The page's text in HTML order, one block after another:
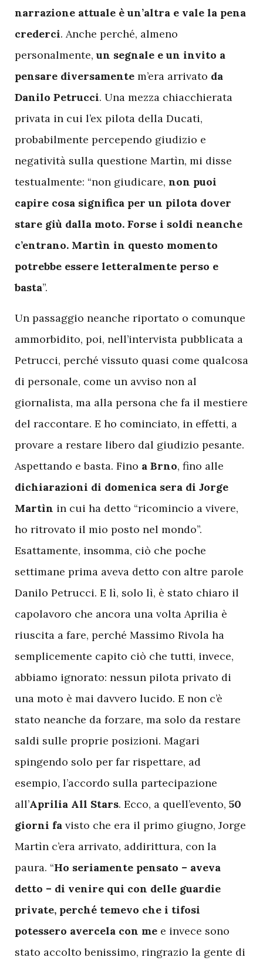
narrazione attuale è un’altra e vale la pena
crederci. Anche perché, almeno
personalmente,un segnale e un invito a
pensare diversamente m’era arrivato da
Danilo Petrucci. Una mezza chiacchierata
privata in cui l’ex pilota della Ducati,
probabilmente percependo giudizio e
negatività sulla questione Martìn, mi disse
testualmente: “non giudicare, non puoi
capire cosa significa per un pilota dover
stare giù dalla moto. Forse i soldi neanche
c’entrano. Martìn in questo momento
potrebbe essere letteralmente perso e
basta”.
Un passaggio neanche riportato o comunque
ammorbidito, poi, nell’intervista pubblicata a
Petrucci, perché vissuto quasi come qualcosa
di personale, come un avviso non al
giornalista, ma alla persona che fa il mestiere
del raccontare. E ho cominciato, in effetti, a
provare a restare libero dal giudizio pesante.
Aspettando e basta. Fino a Brno, fino alle
dichiarazioni di domenica sera di Jorge
Martìn in cui ha detto “ricomincio a vivere,
ho ritrovato il mio posto nel mondo”.
Esattamente, insomma, ciò che poche
settimane prima aveva detto con altre parole
Danilo Petrucci. E lì, solo lì, è stato chiaro il
capolavoro che ancora una volta Aprilia è
riuscita a fare, perché Massimo Rivola ha
semplicemente capito ciò che tutti, invece,
abbiamo ignorato: nessun pilota privato di
una moto è mai davvero lucido. E non c’è
stato neanche da forzare, ma solo da restare
saldi sulle proprie posizioni. Magari
spingendo solo per far rispettare, ad
esempio, l’accordo sulla partecipazione
all’Aprilia All Stars. Ecco, a quell’evento, 50
giorni fa visto che era il primo giugno, Jorge
Martìn c’era arrivato, addirittura, con la
paura. “Ho seriamente pensato – aveva
detto – di venire qui con delle guardie
private, perché temevo che i tifosi
potessero avercela con me e invece sono
stato accolto benissimo, ringrazio la gente di